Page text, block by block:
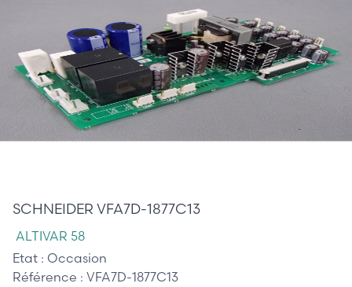
SCHNEIDER VFA7D-1877C13
ALTIVAR 58
Etat : Occasion
Référence : VFA7D-1877C13